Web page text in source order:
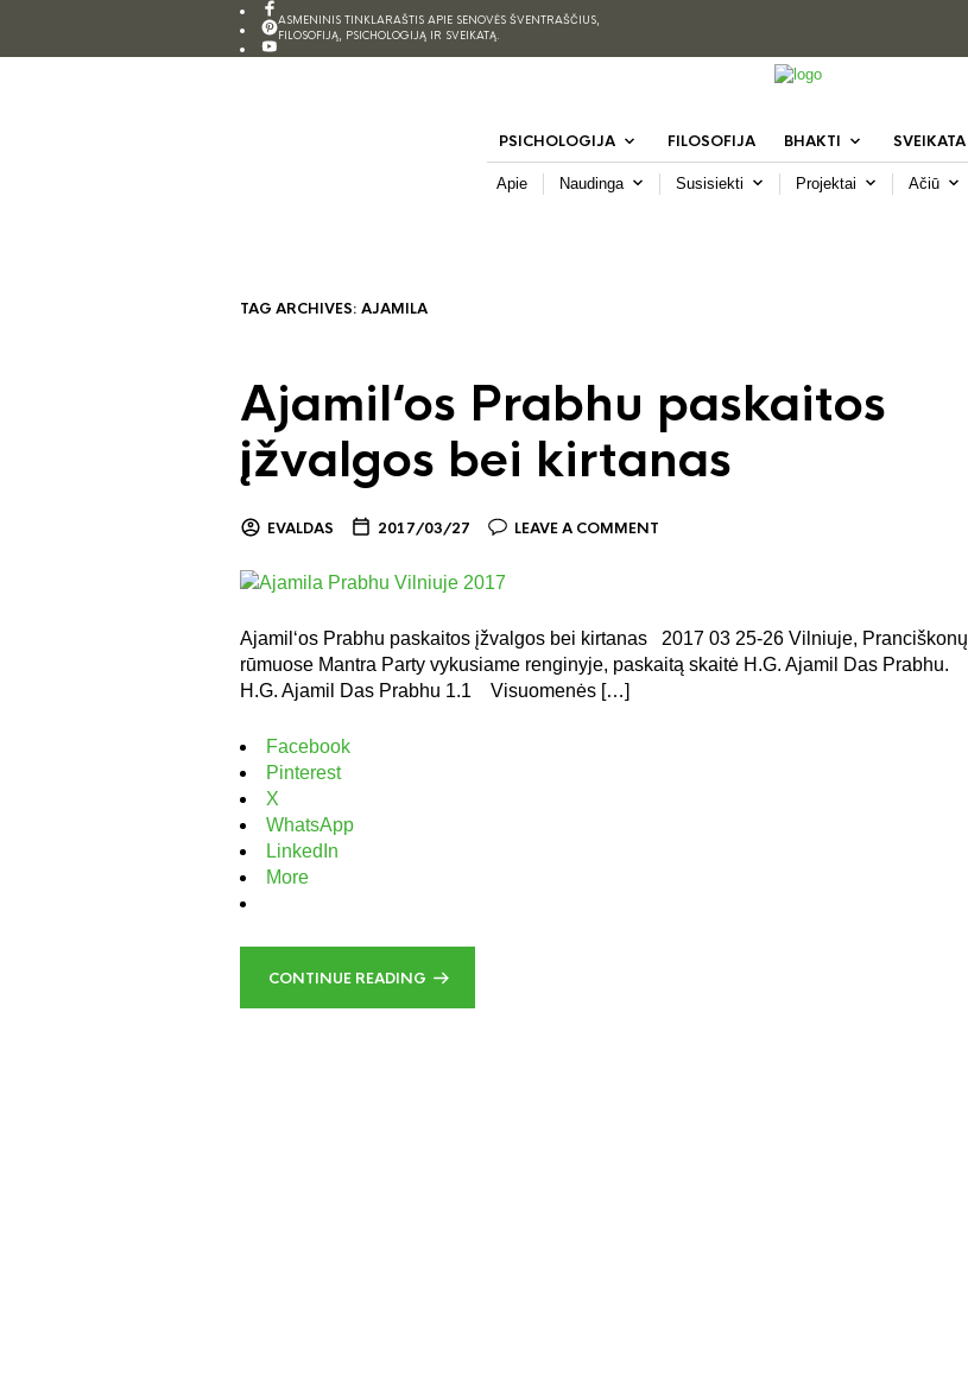
ASMENINIS TINKLARAŠTIS APIE SENOVĖS ŠVENTRAŠČIUS,
FILOSOFIJĄ, PSICHOLOGIJĄ IR SVEIKATĄ.
PSICHOLOGIJA FILOSOFIJA BHAKTI SVEIKATA
Apie Naudinga Susisiekti Projektai Ačiū
TAG ARCHIVES: AJAMILA
Ajamil‘os Prabhu paskaitos
įžvalgos bei kirtanas
EVALDAS 2017/03/27 LEAVE A COMMENT
Ajamil‘os Prabhu paskaitos įžvalgos bei kirtanas 2017 03 25-26 Vilniuje, Pranciškonų
rūmuose Mantra Party vykusiame renginyje, paskaitą skaitė H.G. Ajamil Das Prabhu.
H.G. Ajamil Das Prabhu 1.1 Visuomenės […]
Facebook
Pinterest
X
WhatsApp
LinkedIn
More
CONTINUE READING